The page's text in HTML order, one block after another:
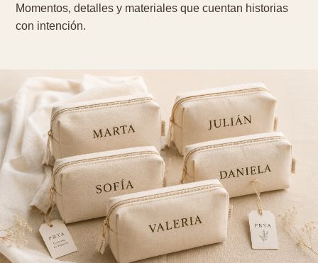
Momentos, detalles y materiales que cuentan historias
con intención.